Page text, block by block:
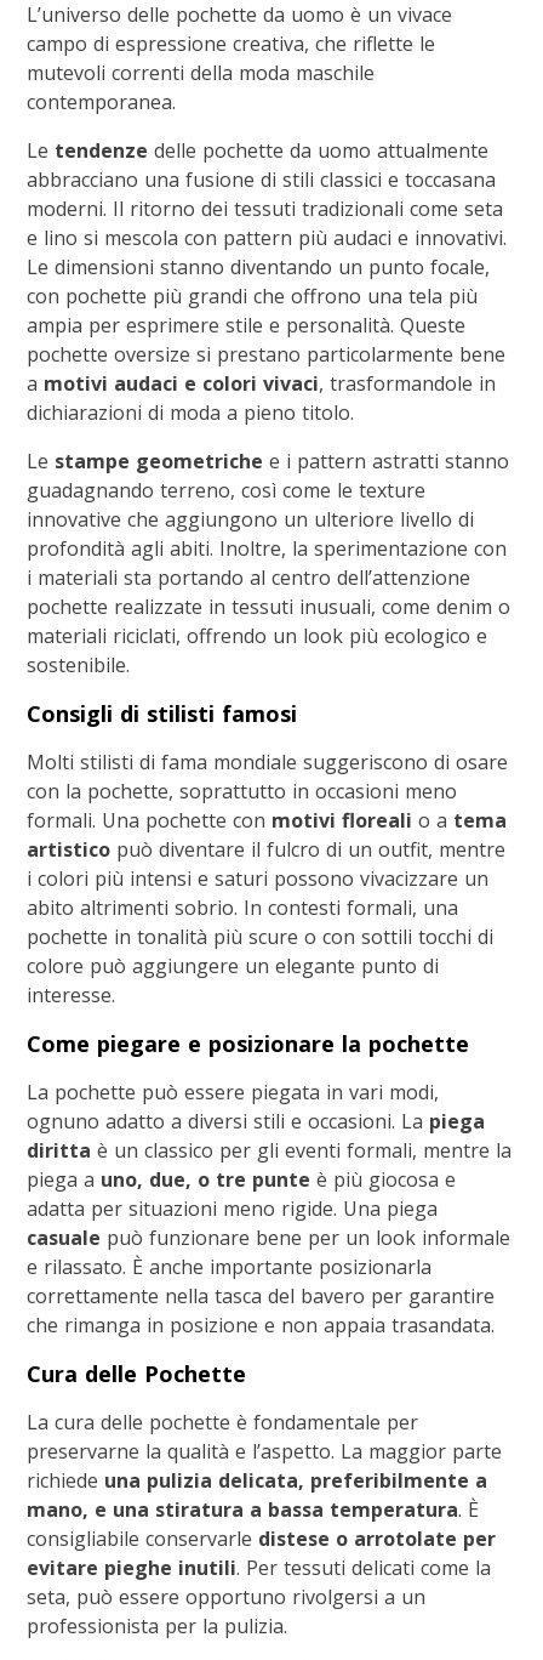
L’universo delle pochette da uomo è un vivace
campo di espressione creativa, che riflette le
mutevoli correnti della moda maschile
contemporanea.
Le tendenze delle pochette da uomo attualmente
abbracciano una fusione di stili classici e toccasana
moderni. Il ritorno dei tessuti tradizionali come seta
e lino si mescola con pattern più audaci e innovativi.
Le dimensioni stanno diventando un punto focale,
con pochette più grandi che offrono una tela più
ampia per esprimere stile e personalità. Queste
pochette oversize si prestano particolarmente bene
a motivi audaci e colori vivaci, trasformandole in
dichiarazioni di moda a pieno titolo.
Le stampe geometriche e i pattern astratti stanno
guadagnando terreno, così come le texture
innovative che aggiungono un ulteriore livello di
profondità agli abiti. Inoltre, la sperimentazione con
i materiali sta portando al centro dell’attenzione
pochette realizzate in tessuti inusuali, come denim o
materiali riciclati, offrendo un look più ecologico e
sostenibile.
Consigli di stilisti famosi
Molti stilisti di fama mondiale suggeriscono di osare
con la pochette, soprattutto in occasioni meno
formali. Una pochette con motivi floreali o a tema
artistico può diventare il fulcro di un outfit, mentre
i colori più intensi e saturi possono vivacizzare un
abito altrimenti sobrio. In contesti formali, una
pochette in tonalità più scure o con sottili tocchi di
colore può aggiungere un elegante punto di
interesse.
Come piegare e posizionare la pochette
La pochette può essere piegata in vari modi,
ognuno adatto a diversi stili e occasioni. La piega
diritta è un classico per gli eventi formali, mentre la
piega a uno, due, o tre punte è più giocosa e
adatta per situazioni meno rigide. Una piega
casuale può funzionare bene per un look informale
e rilassato. È anche importante posizionarla
correttamente nella tasca del bavero per garantire
che rimanga in posizione e non appaia trasandata.
Cura delle Pochette
La cura delle pochette è fondamentale per
preservarne la qualità e l’aspetto. La maggior parte
richiede una pulizia delicata, preferibilmente a
mano, e una stiratura a bassa temperatura. È
consigliabile conservarle distese o arrotolate per
evitare pieghe inutili. Per tessuti delicati come la
seta, può essere opportuno rivolgersi a un
professionista per la pulizia.